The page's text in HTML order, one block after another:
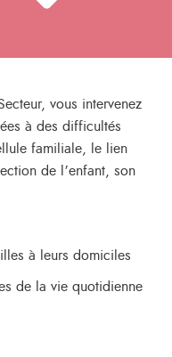
vous intervenez
à des difficultés
familiale, le lien
de l’enfant, son
à leurs domiciles
de la vie quotidienne